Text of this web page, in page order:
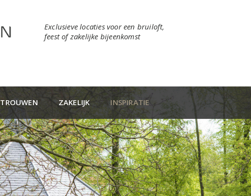
Exclusieve locaties voor een bruiloft,
feest of zakelijke bijeenkomst
TROUWEN ZAKELIJK INSPIRATIE